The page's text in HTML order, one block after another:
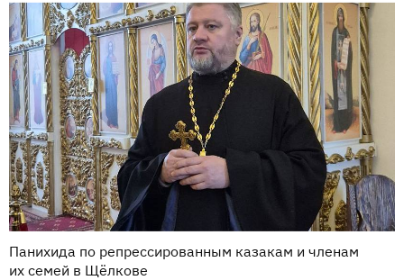
Панихида по репрессированным казакам и членам
их семей в Щёлкове